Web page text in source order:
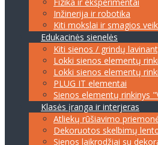
Inžinerija ir robotika
Kiti mokslai ir smagios
Edukacinės sienelės
Kiti sienos / grindų
Lokki sienos elementų
Lokki sienos elementų
PLUG IT elementai
Sienos elementų rinkinys
Klasės įranga ir interjeras
Atliekų rūšiavimo
Dekoruotos skelbimų
Sienos laikrodžiai su